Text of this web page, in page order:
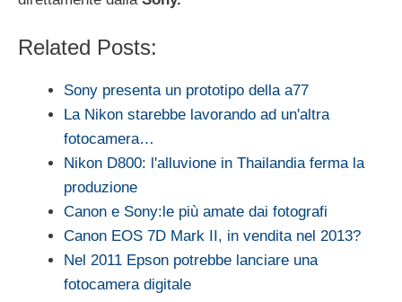
Related Posts:
Sony presenta un prototipo della a77
La Nikon starebbe lavorando ad un'altra
fotocamera…
Nikon D800: l'alluvione in Thailandia ferma la
produzione
Canon e Sony:le più amate dai fotografi
Canon EOS 7D Mark II, in vendita nel 2013?
Nel 2011 Epson potrebbe lanciare una
fotocamera digitale